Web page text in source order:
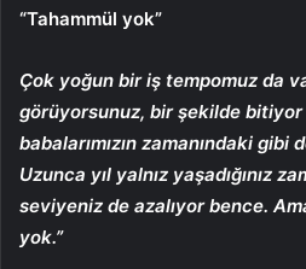
“Tahammül yok”
Çok yoğun bir iş tempomuz da
görüyorsunuz, bir şekilde
babalarımızın zamanındaki
Uzunca yıl yalnız yaşadığınız
seviyeniz de azalıyor bence.
yok.”